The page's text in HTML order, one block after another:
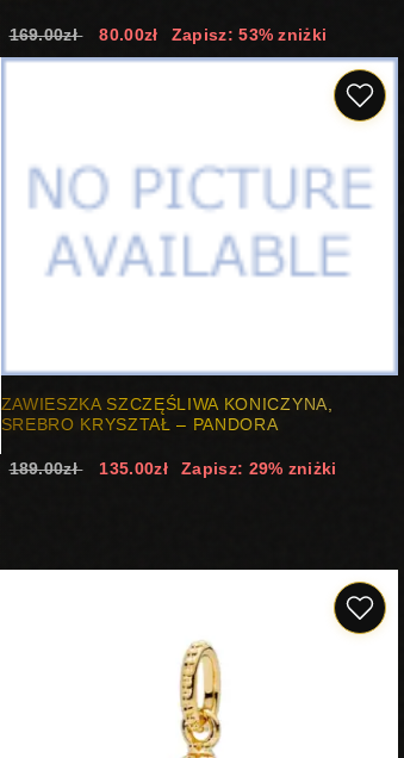
169.00zł 80.00zł Zapisz: 53% zniżki
ZAWIESZKA SZCZĘŚLIWA KONICZYNA,
SREBRO KRYSZTAŁ – PANDORA
189.00zł 135.00zł Zapisz: 29% zniżki